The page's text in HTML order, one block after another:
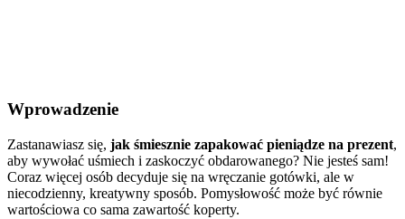
Wprowadzenie
Zastanawiasz się, jak śmiesznie zapakować pieniądze na prezent,
aby wywołać uśmiech i zaskoczyć obdarowanego? Nie jesteś sam!
Coraz więcej osób decyduje się na wręczanie gotówki, ale w
niecodzienny, kreatywny sposób. Pomysłowość może być równie
wartościowa co sama zawartość koperty.